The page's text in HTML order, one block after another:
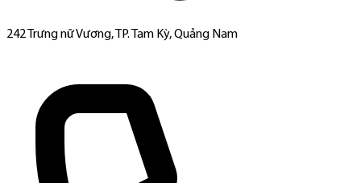
242 Trưng nữ Vương, TP. Tam Kỳ, Quảng Nam